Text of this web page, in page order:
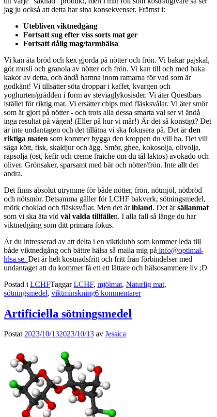
jag ju också att detta har sina konsekvenser. Främst i:
Utebliven viktnedgång
Fortsatt sug efter viss sorts mat ger
Fortsatt dålig mag/tarmhälsa
Vi kan äta bröd och kex gjorda på nötter och frön. Vi bakar pajskal,
gör musli och granola av nötter och frön. Vi kan till och med baka
kakor av detta, och ändå hamna inom ramarna för vad som är
godkänt! Vi tillsätter söta droppar i kaffet, kvargen och
yoghurten/grädden i form av steviaglykosisder. Vi äter Questbars
istället för riktig mat. Vi ersätter chips med fläsksvålar. Vi äter smör
som är gjort på nötter - och trots alla dessa smarta val ser vi ändå
inga resultat på vågen! (Eller på hur vi mår!) Är det så konstigt? Det
är inte undantagen och det tillåtna vi ska fokusera på. Det ärden
riktiga maten som kommer bygga den kroppen du vill ha. Det vill
säga kött, fisk, skaldjur och ägg. Smör, ghee, kokosolja, olivolja,
rapsolja (ost, kefir och creme fraiche om du tål laktos) avokado och
oliver. Grönsaker, sparsamt med bär och nötter/frön. Inte allt det
andra.
Det finns absolut utrymme för både nötter, frön, nötmjöl, nötbröd
och nötsmör. Detsamma gäller för LCHF bakverk, sötningsmedel,
mörk choklad och fläsksvålar. Men det äribland. Det ärsällanmat
som vi ska äta vid väl valda tillfällen. I alla fall så länge du har
viktnedgång som ditt primära fokus.
Är du intresserad av att delta i en viktklubb som kommer leda till
både viktnedgång och bättre hälsa så maila mig på info@optimal-
hlsa.se. Det är helt kostnadsfritt och fritt från förbindelser med
undantaget att du kommer få ett ett lättare och hälsosammere liv ;D
Postad i LCHFTaggarLCHF, mjölmat, Naturlig mat,
sötningsmedel, viktminskning6 kommentarer
Artificiella sötningsmedel
Postat2023/10/132023/10/13 av Jessica